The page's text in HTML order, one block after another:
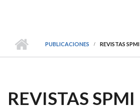
PUBLICACIONES REVISTAS SPMI
REVISTAS SPMI